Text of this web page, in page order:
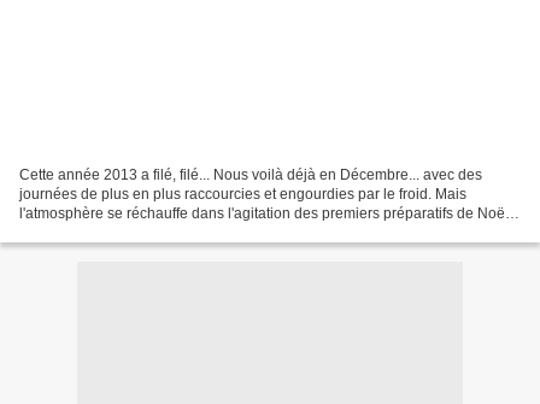
Cette année 2013 a filé, filé... Nous voilà déjà en Décembre... avec des
journées de plus en plus raccourcies et engourdies par le froid. Mais
l'atmosphère se réchauffe dans l'agitation des premiers préparatifs de Noël,